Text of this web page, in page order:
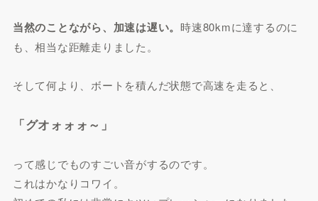
当然のことながら、加速は遅い。 時速80kmに達するのに
も、相当な距離走りました。
そして何より、ボートを積んだ状態で高速を走ると、
「グオォォォ～」
って感じでものすごい音がするのです。
これはかなりコワイ。